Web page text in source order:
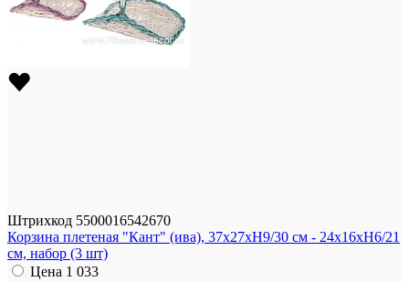
Штрихкод 5500016542670
Корзина плетеная "Кант" (ива), 37x27xH9/30 см - 24x16xH6/21
см, набор (3 шт)
Цена 1 033